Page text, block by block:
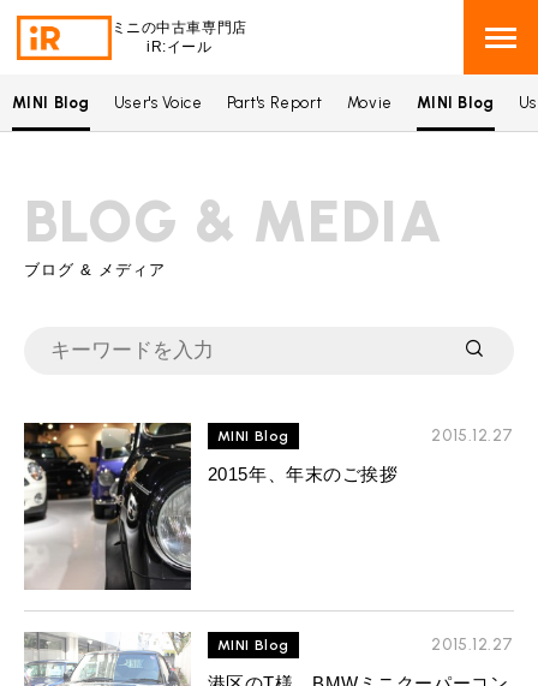
ミニの中古車専門店
iR:イール
BMW MINI BMWミニ 在庫検索
ROVER MINI ローバーミニ 在庫検索
TRADE 買取
TOP
売却手順
必要書類
買取Q&A
iRで愛車を売却されたお客様の声
BMWミニ買取査定依頼
ローバーミニ買取査定依頼
MAINTENANCE メンテナンス
BMWミニ メンテナンス
ローバーミニ メンテナンス
最近の修理実績
TOP
MINI Blog スタッフブログ
User's Voice
Part's Report パーツ販売のご案内
MINI KNOWLEDGE ミニナレッジ
TOP
BMWミニナレッジ
ローバーミニナレッジ
ABOUT iR iRについて
スタッフ紹介
RECRUIT
MINI Blog User's Voice Part's Report Movie MINI Blog
BLOG & MEDIA
ブログ & メディア
MINI Blog
2015.12.27
2015年、年末のご挨拶
MINI Blog
2015.12.27